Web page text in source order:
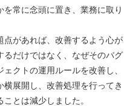
常に念頭に置き、業務に取り
点があれば、改善するよう心が
るだけではなく、なぜそのバグ
クトの運用ルールを改善し、
展開し、改善処理を行ってき
とは減少しました。